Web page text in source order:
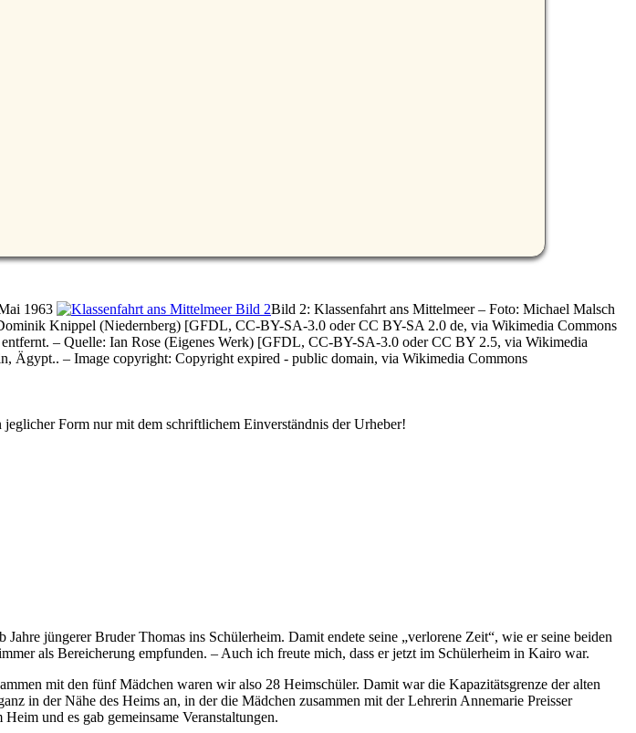
1963
Bild 2: Klassenfahrt ans Mittelmeer – Foto: Michael Malsch
Knippel (Niedernberg) [GFDL, CC-BY-SA-3.0 oder CC BY-SA 2.0 de, via Wikimedia Commons
– Quelle: Ian Rose (Eigenes Werk) [GFDL, CC-BY-SA-3.0 oder CC BY 2.5, via Wikimedia
Ägypt.. – Image copyright: Copyright expired - public domain, via Wikimedia Commons
Form nur mit dem schriftlichem Einverständnis der Urheber!
jüngerer Bruder Thomas ins Schülerheim. Damit endete seine verlorene Zeit , wie er seine beiden
als Bereicherung empfunden. – Auch ich freute mich, dass er jetzt im Schülerheim in Kairo war.
mit den fünf Mädchen waren wir also 28 Heimschüler. Damit war die Kapazitätsgrenze der alten
in der Nähe des Heims an, in der die Mädchen zusammen mit der Lehrerin Annemarie Preisser
und es gab gemeinsame Veranstaltungen.